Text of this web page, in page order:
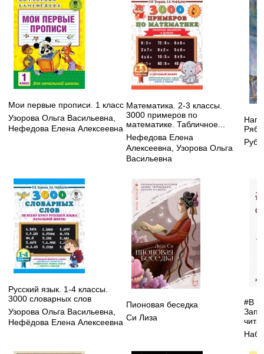
Мои первые прописи. 1 класс
Узорова Ольга Васильевна,
Нефедова Елена Алексеевна
Математика. 2-3 классы.
3000 примеров по
математике. Табличное...
Нефедова Елена
Алексеевна, Узорова Ольга
Васильевна
Русский язык. 1-4 классы.
3000 словарных слов
Узорова Ольга Васильевна,
Нефёдова Елена Алексеевна
Пионовая беседка
Си Лиза
#В